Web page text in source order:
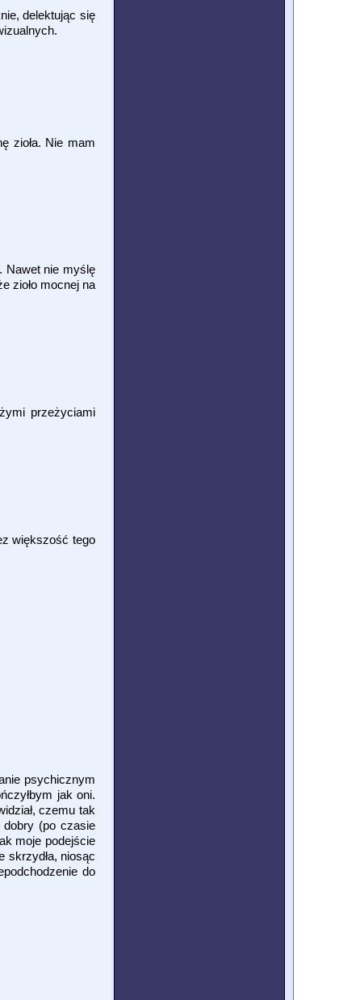
delektując się
zioła. Nie mam
Nawet nie myślę
zioło mocnej na
przeżyciami
większość tego
psychicznym
jak oni.
czemu tak
dobry (po czasie
moje podejście
skrzydła, niosąc
do